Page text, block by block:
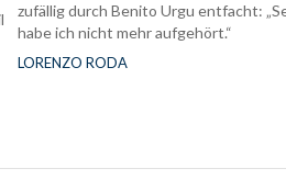
zufällig durch Benito Urgu entfacht:
habe ich nicht mehr aufgehört.“
LORENZO RODA